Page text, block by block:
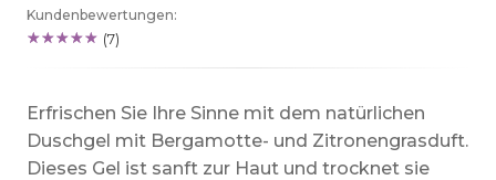
Kundenbewertungen:
(7)
Erfrischen Sie Ihre Sinne mit dem natürlichen
Duschgel mit Bergamotte- und Zitronengrasduft.
Dieses Gel ist sanft zur Haut und trocknet sie